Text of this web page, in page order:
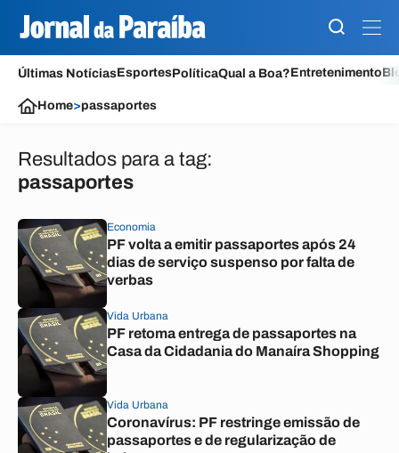
Últimas NotíciasEsportesPolíticaQual a Boa?Entretenimento
Home>passaportes
Resultados para a tag:
passaportes
Economia
PF volta a emitir passaportes após 24
dias de serviço suspenso por falta de
verbas
Vida Urbana
PF retoma entrega de passaportes na
Casa da Cidadania do Manaíra Shopping
Vida Urbana
Coronavírus: PF restringe emissão de
passaportes e de regularização de